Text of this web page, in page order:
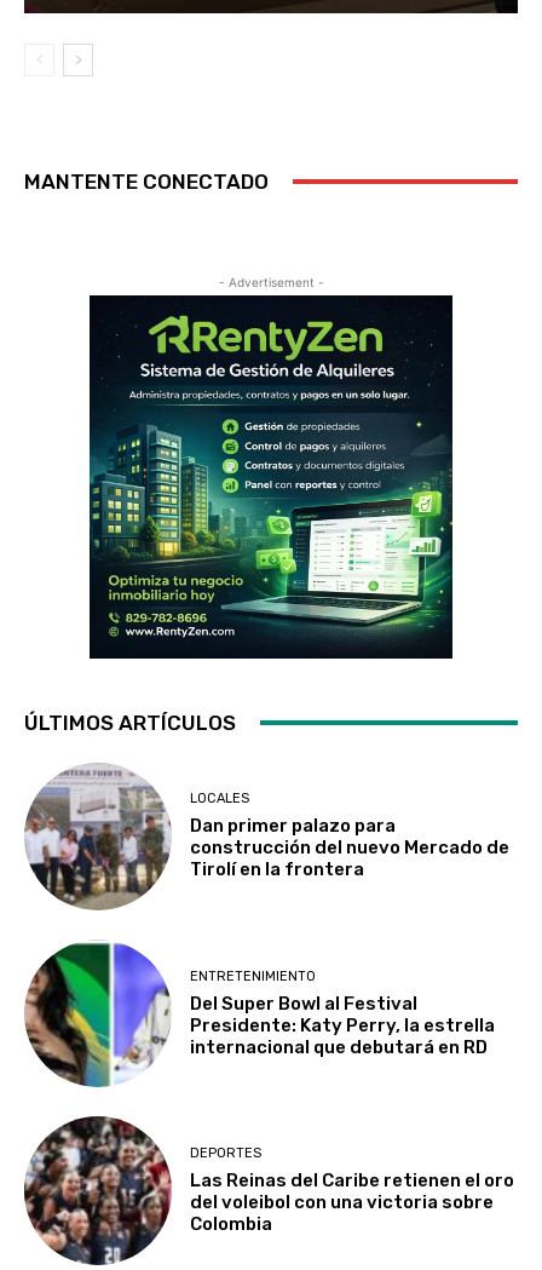
MANTENTE CONECTADO
- Advertisement -
ÚLTIMOS ARTÍCULOS
LOCALES
Dan primer palazo para
construcción del nuevo Mercado de
Tirolí en la frontera
ENTRETENIMIENTO
Del Super Bowl al Festival
Presidente: Katy Perry, la estrella
internacional que debutará en RD
DEPORTES
Las Reinas del Caribe retienen el oro
del voleibol con una victoria sobre
Colombia